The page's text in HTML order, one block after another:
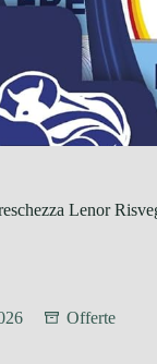
Lenor
Offerte